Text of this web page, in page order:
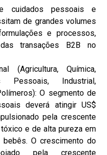
cuidados pessoais e
de grandes volumes
e processos,
transações B2B no
(Agricultura, Química,
Pessoais, Industrial,
O segmento de
deverá atingir US$
pela crescente
e de alta pureza em
O crescimento do
pela crescente